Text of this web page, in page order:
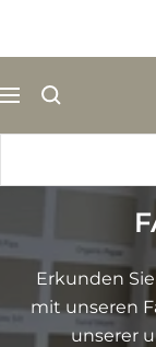
Navigation
Erkunden
mit unseren
unserer